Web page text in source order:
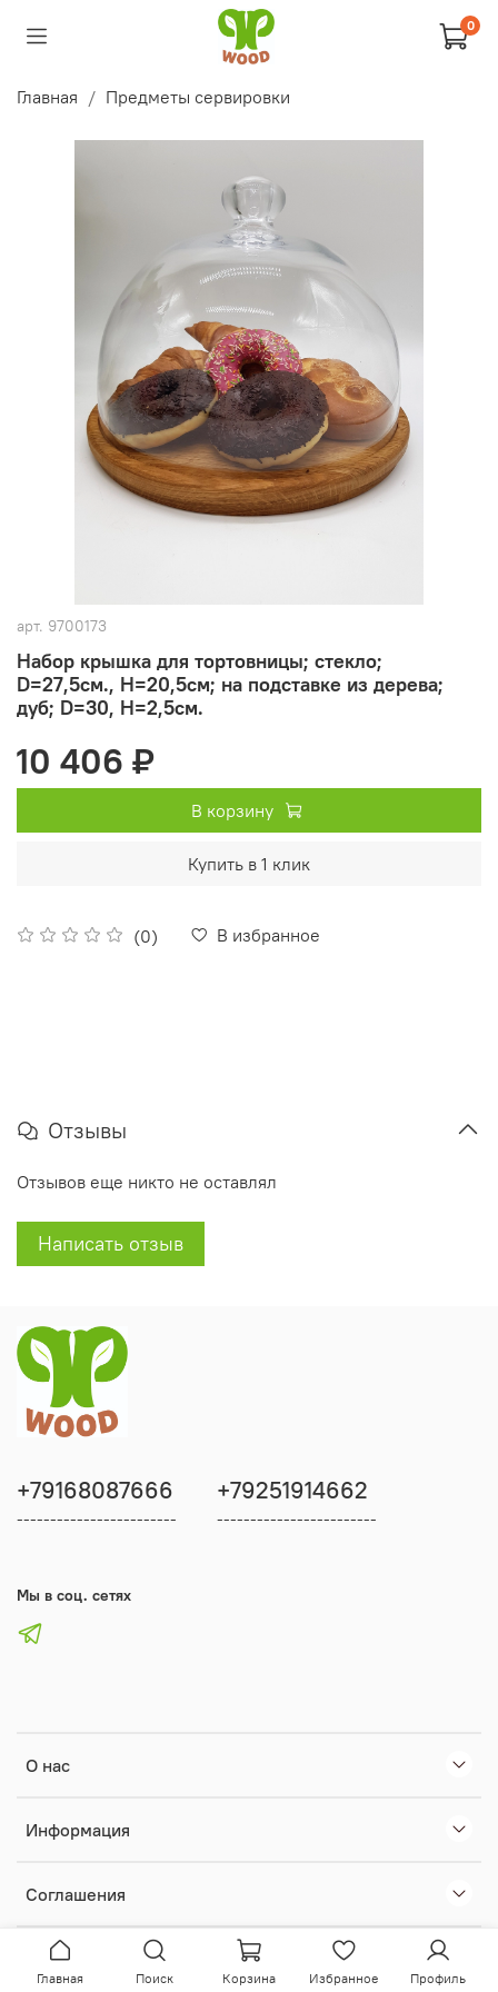
0
Главная Предметы сервировки
арт. 9700173
Набор крышка для тортовницы; стекло;
D=27,5см., H=20,5см; на подставке из дерева;
дуб; D=30, H=2,5см.
(0) В избранное
10 406 ₽
В корзину
Купить в 1 клик
Отзывы
Отзывов еще никто не оставлял
Написать отзыв
О нас
Информация
Соглашения
+79168087666
------------------------
+79251914662
------------------------
Мы в соц. сетях
Главная Поиск Корзина Избранное Профиль